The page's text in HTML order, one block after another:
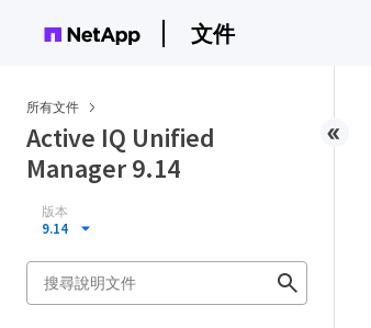
文件
所有文件
Active IQ Unified
Manager 9.14
版本
9.14